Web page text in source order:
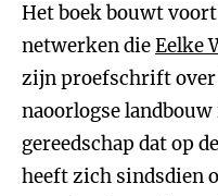
Het boek bouwt
netwerken dieEelke
zijn proefschrift
naoorlogse
gereedschap dat op
heeft zich sindsdien